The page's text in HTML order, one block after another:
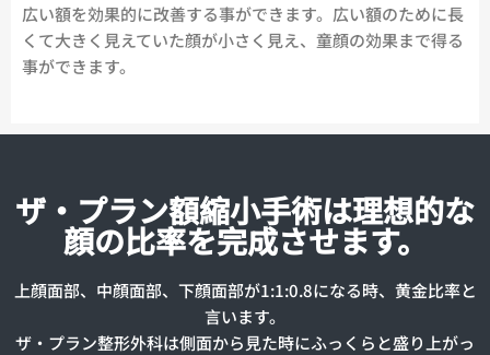
広い額を効果的に改善する事ができます。広い額のために長
くて大きく見えていた顔が小さく見え、童顔の効果まで得る
事ができます。
ザ・プラン額縮小手術は理想的な
顔の比率を完成させます。
上顔面部、中顔面部、下顔面部が1:1:0.8になる時、黄金比率と
言います。
ザ・プラン整形外科は側面から見た時にふっくらと盛り上がっ